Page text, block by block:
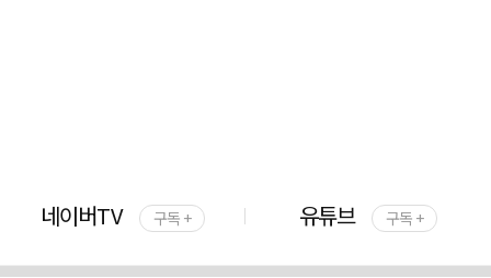
네이버TV 구독 + 유튜브 구독 +